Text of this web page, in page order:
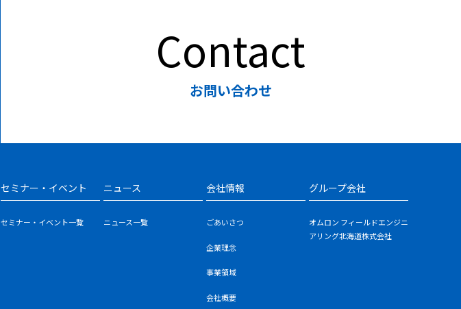
Contact
お問い合わせ
セミナー・イベント
セミナー・イベント一覧
ニュース
ニュース一覧
会社情報
ごあいさつ
企業理念
事業領域
会社概要
グループ会社
オムロン フィールドエンジニ
アリング北海道株式会社